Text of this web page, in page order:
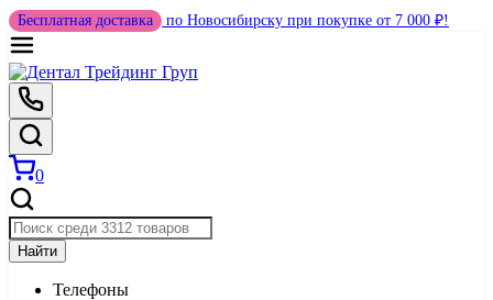
Бесплатная доставка по Новосибирску при покупке от 7 000 ₽!
0
Найти
Телефоны